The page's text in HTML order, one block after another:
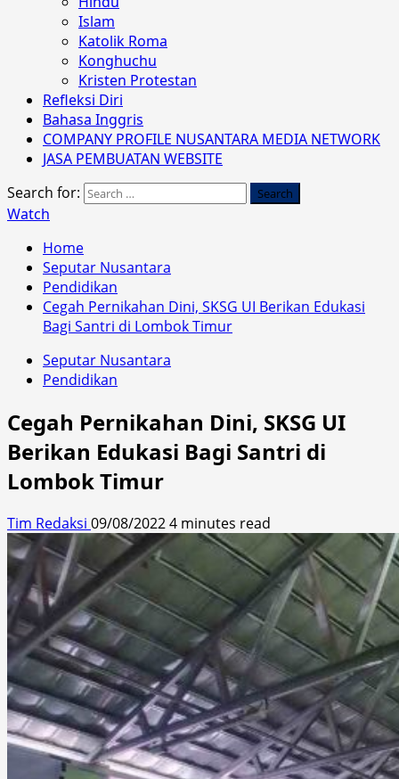
Islam
Katolik Roma
Konghuchu
Kristen Protestan
Refleksi Diri
Bahasa Inggris
COMPANY PROFILE NUSANTARA MEDIA NETWORK
JASA PEMBUATAN WEBSITE
Search for:
Watch
Home
Seputar Nusantara
Pendidikan
Cegah Pernikahan Dini, SKSG UI Berikan Edukasi
Bagi Santri di Lombok Timur
Seputar Nusantara
Pendidikan
Cegah Pernikahan Dini, SKSG UI
Berikan Edukasi Bagi Santri di
Lombok Timur
Tim Redaksi 09/08/20224 minutes read